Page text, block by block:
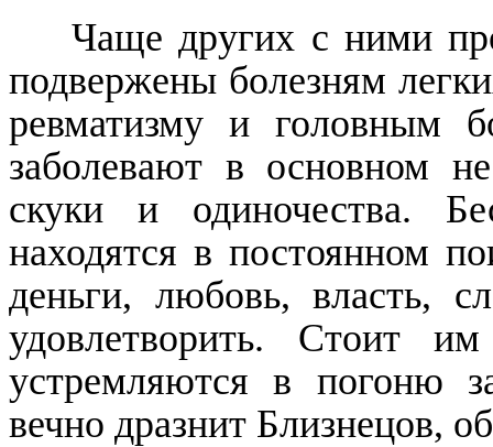
Чаще других с ними
подвержены болезням
ревматизму и головным
заболевают в основном
скуки и одиночества.
находятся в постоянном
деньги, любовь, власть,
удовлетворить. Стоит
устремляются в погоню
вечно дразнит Близнецов,